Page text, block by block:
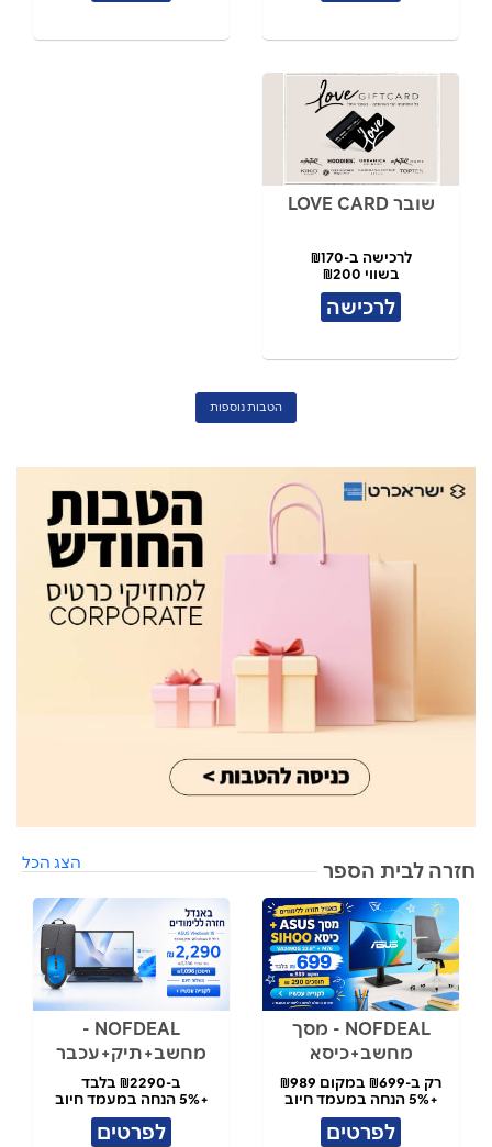
שובר LOVE CARD
לרכישה ב-₪170
בשווי ₪200
לרכישה
הטבות נוספות
חזרה לבית הספר הצג הכל
NOFDEAL - מסך
מחשב+כיסא
רק ב-₪699 במקום ₪989
+5% הנחה במעמד חיוב
לפרטים
NOFDEAL -
מחשב+תיק+עכבר
ב-₪2290 בלבד
+5% הנחה במעמד חיוב
לפרטים